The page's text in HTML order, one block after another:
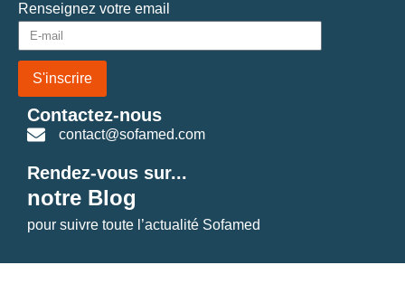
Renseignez votre email
S'inscrire
Contactez-nous
contact@sofamed.com
Rendez-vous sur...
notre Blog
pour suivre toute l’actualité Sofamed